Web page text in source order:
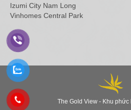
Izumi City Nam Long
Vinhomes Central Park
The Gold View - Khu